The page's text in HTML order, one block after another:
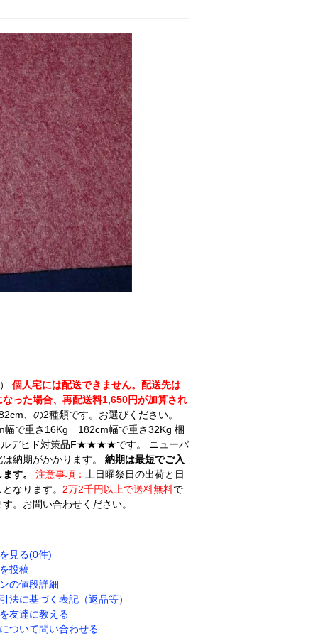
個人宅には配送できません。配送先は
った場合、再配送料1,650円が加算され
、の2種類です。お選びください。
で重さ16Kg 182cm幅で重さ32Kg 梱
ルデヒド対策品F★★★★です。 ニューパ
納期がかかります。 納期は最短でご入
す。
注意事項： 土日曜祭日の出荷と日
なります。 2万2千円以上で送料無料で
。お問い合わせください。
見る(0件)
投稿
の値段詳細
法に基づく表記（返品等）
友達に教える
ついて問い合わせる